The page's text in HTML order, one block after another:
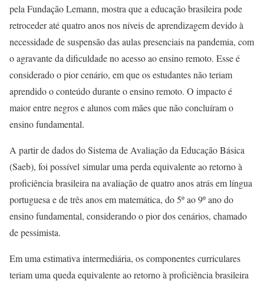
pela Fundação Lemann, mostra que a educação brasileira pode
retroceder até quatro anos nos níveis de aprendizagem devido à
necessidade de suspensão das aulas presenciais na pandemia, com
o agravante da dificuldade no acesso ao ensino remoto. Esse é
considerado o pior cenário, em que os estudantes não teriam
aprendido o conteúdo durante o ensino remoto. O impacto é
maior entre negros e alunos com mães que não concluíram o
ensino fundamental.
A partir de dados do Sistema de Avaliação da Educação Básica
(Saeb), foi possível simular uma perda equivalente ao retorno à
proficiência brasileira na avaliação de quatro anos atrás em língua
portuguesa e de três anos em matemática, do 5º ao 9º ano do
ensino fundamental, considerando o pior dos cenários, chamado
de pessimista.
Em uma estimativa intermediária, os componentes curriculares
teriam uma queda equivalente ao retorno à proficiência brasileira